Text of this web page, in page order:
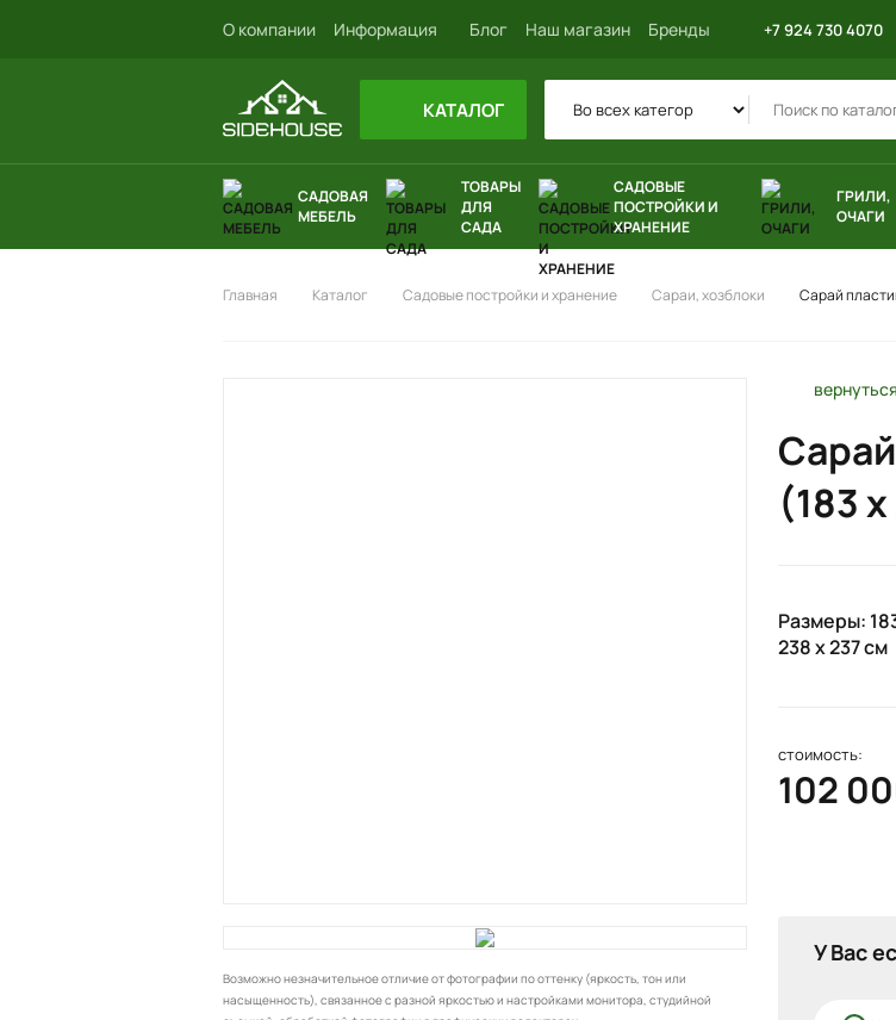
О компании Информация Блог Наш магазин Бренды +7 924 730 4070
КАТАЛОГ
САДОВАЯ
МЕБЕЛЬ
ТОВАРЫ
ДЛЯ
САДА
САДОВЫЕ
ПОСТРОЙКИ И
ХРАНЕНИЕ
ГРИЛИ,
ОЧАГИ
Главная Каталог Садовые постройки и хранение Сараи, хозблоки Сарай
Возможно незначительное отличие от фотографии по оттенку (яркость, тон или
насыщенность), связанное с разной яркостью и настройками монитора, студийной
(183
Размеры:
238 х 237 см
стоимость:
102
У Вас